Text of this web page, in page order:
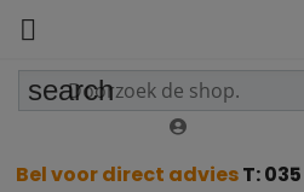

search
Bel voor direct adviesT: